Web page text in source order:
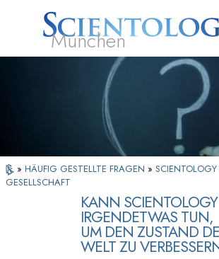
München
Scientology?
Ehrenamtliche
Geistliche
» HÄUFIG GESTELLTE FRAGEN »
GESELLSCHAFT
KANN SCIENTOLOGY
IRGENDETWAS TUN,
UM DEN ZUSTAND
WELT ZU